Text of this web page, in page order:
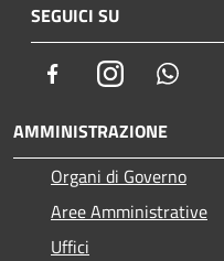
SEGUICI SU
FacebookInstagram
AMMINISTRAZIONE
Organi di Governo
Aree Amministrative
Uffici